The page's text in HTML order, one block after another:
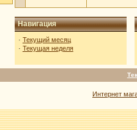
Навигация
· Текущий месяц
· Текущая неделя
Интернет